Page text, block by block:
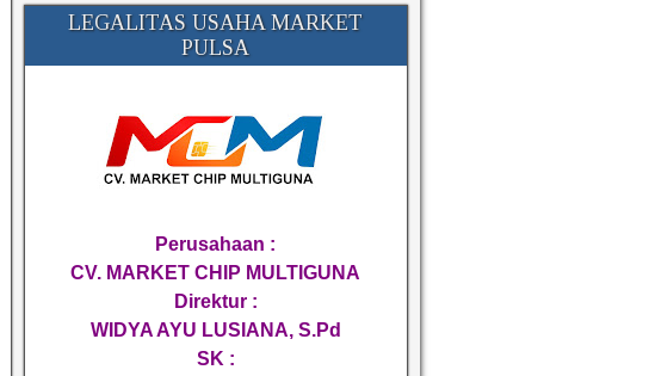
LEGALITAS USAHA MARKET
PULSA
Perusahaan :
CV. MARKET CHIP MULTIGUNA
Direktur :
WIDYA AYU LUSIANA, S.Pd
SK :